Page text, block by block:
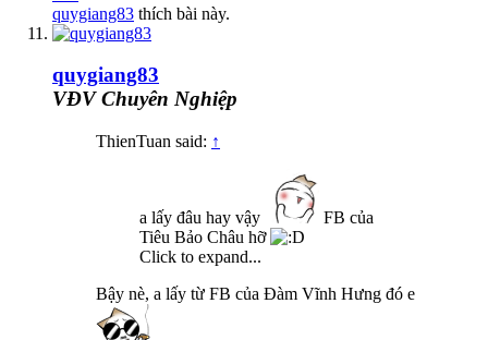
quygiang83 thích bài này.
quygiang83
VĐV Chuyên Nghiệp
ThienTuan said: ↑
a lấy đâu hay vậy
FB của
Tiêu Bảo Châu hỡ
Click to expand...
Bậy nè, a lấy từ FB của Đàm Vĩnh Hưng đó e